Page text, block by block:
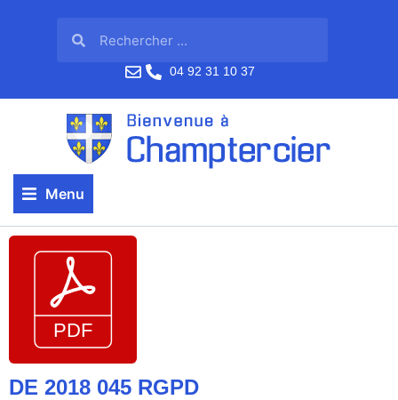
04 92 31 10 37
Menu
DE 2018 045 RGPD